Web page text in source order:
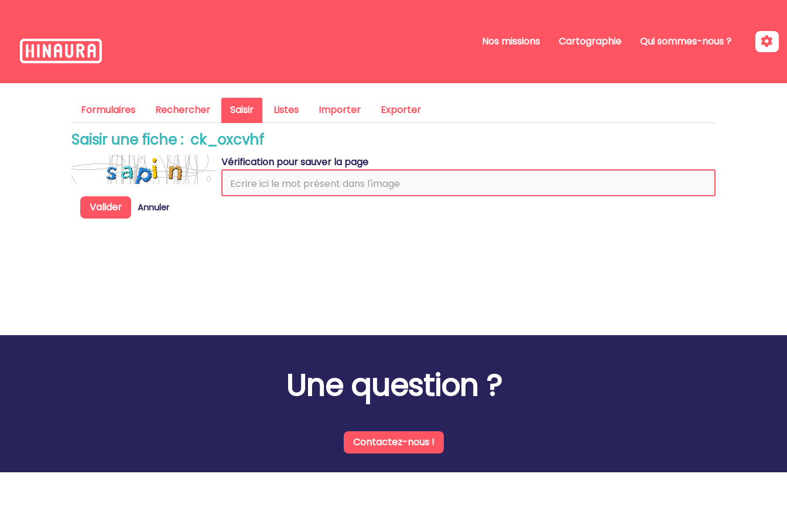
Nos missions Cartographie Qui sommes-nous ?
Formulaires Rechercher Saisir Listes Importer Exporter
Saisir une fiche : ck_oxcvhf
Vérification pour sauver la page
Valider Annuler
Une question ?
Contactez-nous !